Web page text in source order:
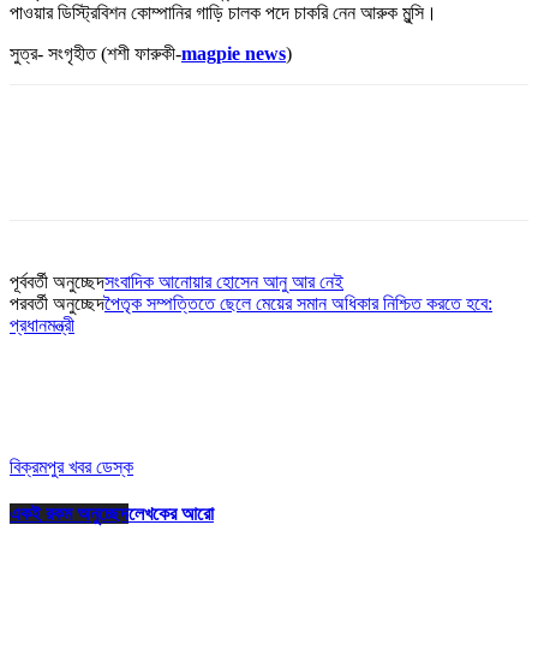
পাওয়ার ডিস্ট্রিবিশন কোম্পানির গাড়ি চালক পদে চাকরি নেন আরুক মুন্সি।
সুত্র- সংগৃহীত (শশী ফারুকী-magpie news)
পূর্ববর্তী অনুচ্ছেদসংবাদিক আনোয়ার হোসেন আনু আর নেই
পরবর্তী অনুচ্ছেদপৈতৃক সম্পত্তিতে ছেলে মেয়ের সমান অধিকার নিশ্চিত করতে হবে:
প্রধানমন্ত্রী
বিক্রমপুর খবর ডেস্ক
একই রকম অনুচ্ছেদলেখকের আরো